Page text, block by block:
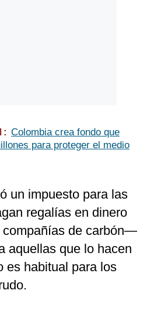
Colombia crea fondo que
para proteger el medio
un impuesto para las
regalías en dinero
de carbón—
aquellas que lo hacen
es habitual para los